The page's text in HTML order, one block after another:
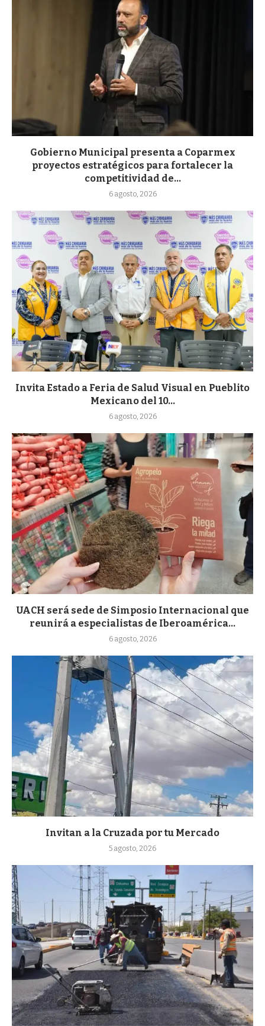
Gobierno Municipal presenta a Coparmex
proyectos estratégicos para fortalecer la
competitividad de...
6 agosto, 2026
Invita Estado a Feria de Salud Visual en Pueblito
Mexicano del 10...
6 agosto, 2026
UACH será sede de Simposio Internacional que
reunirá a especialistas de Iberoamérica...
6 agosto, 2026
Invitan a la Cruzada por tu Mercado
5 agosto, 2026